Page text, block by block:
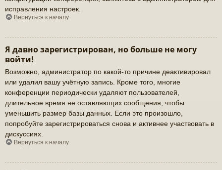
исправления настроек.
Вернуться к началу
Я давно зарегистрирован, но больше не могу
войти!
Возможно, администратор по какой-то причине деактивировал
или удалил вашу учётную запись. Кроме того, многие
конференции периодически удаляют пользователей,
длительное время не оставляющих сообщения, чтобы
уменьшить размер базы данных. Если это произошло,
попробуйте зарегистрироваться снова и активнее участвовать в
дискуссиях.
Вернуться к началу